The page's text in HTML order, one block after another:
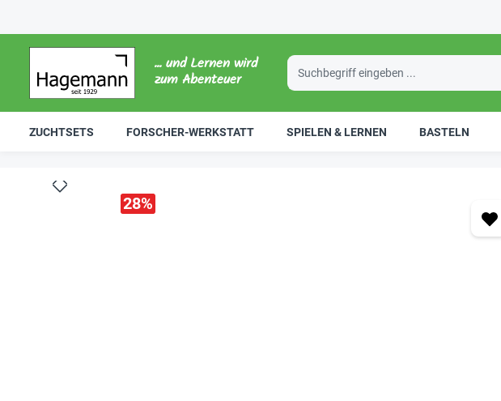
... und Lernen wird
zum Abenteuer
ZUCHTSETS FORSCHER-WERKSTATT SPIELEN & LERNEN BASTELN
28%